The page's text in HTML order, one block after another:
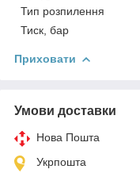
Тип розпилення
Тиск, бар
Приховати
Умови доставки
Нова Пошта
Укрпошта